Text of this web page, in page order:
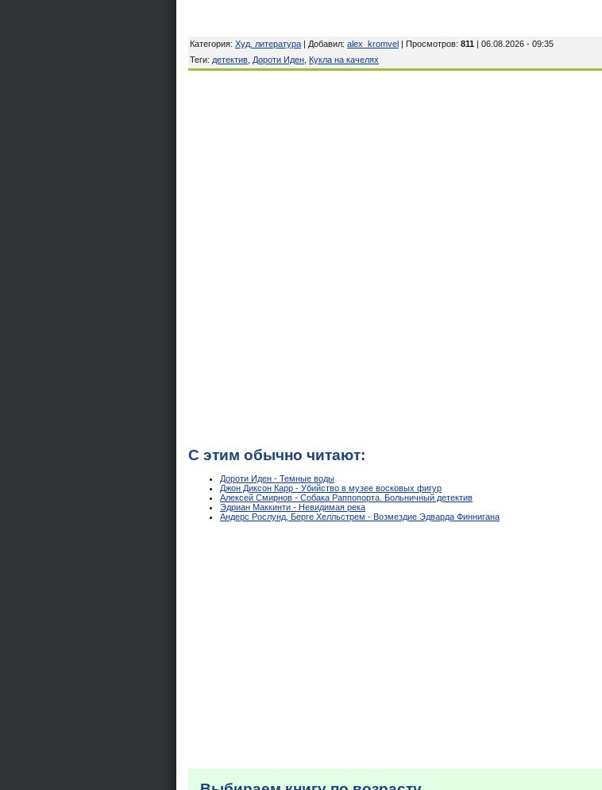
Категория: Худ. литература | Добавил: alex_kromvel | Просмотров: 811 | 06.08.2026 - 09:35
Теги: детектив Дороти Иден Кукла на качелях
С этим обычно читают:
Дороти Иден - Темные воды
Джон Диксон Карр - Убийство в музее восковых фигур
Алексей Смирнов - Собака Раппопорта. Больничный детектив
Эдриан Маккинти - Невидимая река
Андерс Рослунд, Берге Хелльстрем - Возмездие Эдварда Финнигана